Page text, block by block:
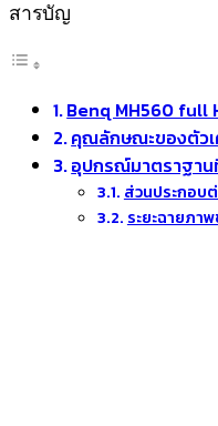
สารบัญ
Benq MH560 full
คุณลักษณะของตัวเ
อุปกรณ์มาตราฐาน
ส่วนประกอบ
ระยะฉายภา